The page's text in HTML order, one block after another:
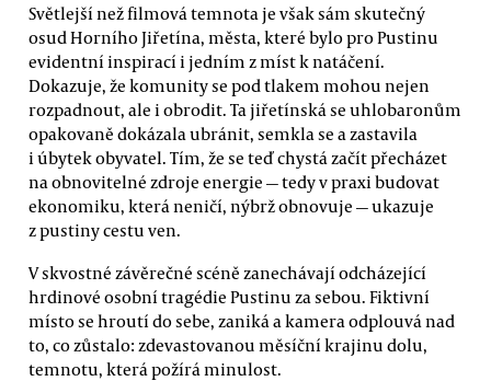
Světlejší než filmová temnota je však sám skutečný
osud Horního Jiřetína, města, které bylo pro Pustinu
evidentní inspirací i jedním z míst k natáčení.
Dokazuje, že komunity se pod tlakem mohou nejen
rozpadnout, ale i obrodit. Ta jiřetínská se uhlobaronům
opakovaně dokázala ubránit, semkla se a zastavila
i úbytek obyvatel. Tím, že se teď chystá začít přecházet
na obnovitelné zdroje energie — tedy v praxi budovat
ekonomiku, která neničí, nýbrž obnovuje — ukazuje
z pustiny cestu ven.
V skvostné závěrečné scéně zanechávají odcházející
hrdinové osobní tragédie Pustinu za sebou. Fiktivní
místo se hroutí do sebe, zaniká a kamera odplouvá nad
to, co zůstalo: zdevastovanou měsíční krajinu dolu,
temnotu, která požírá minulost.